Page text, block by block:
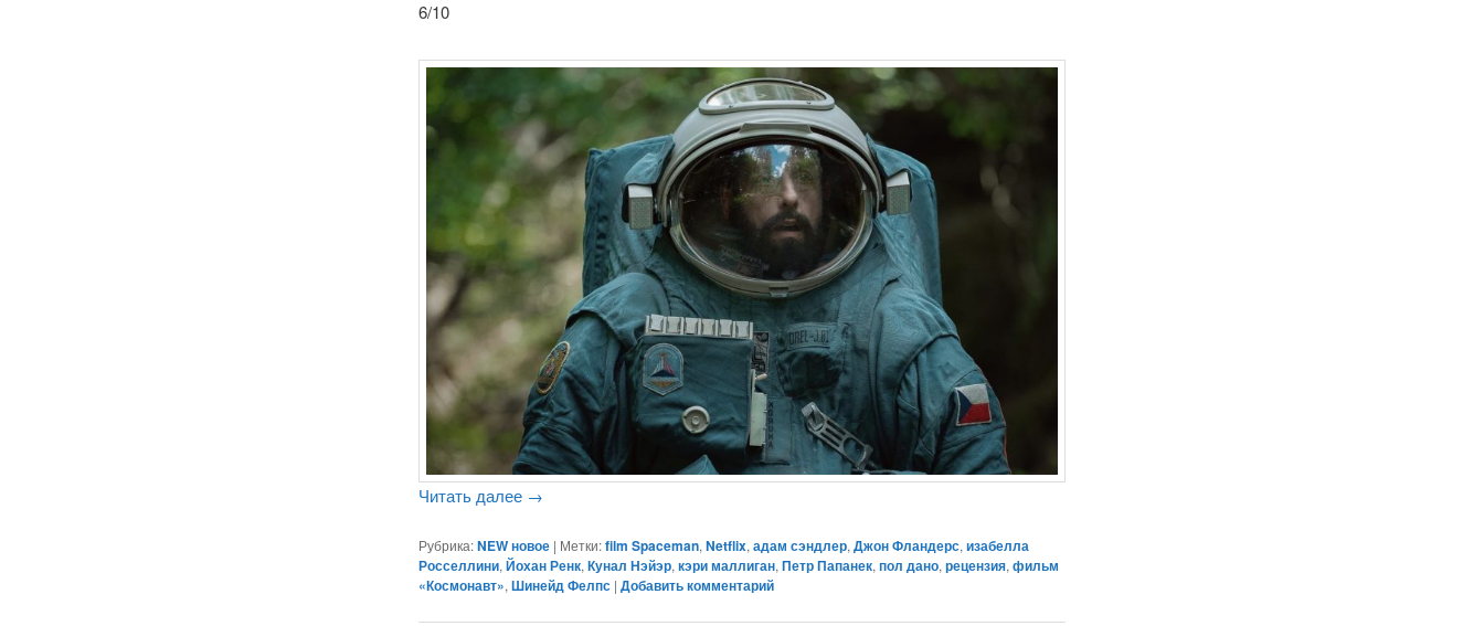
6/10
Читать далее →
Рубрика: NEW новое | Метки: film Spaceman,Netflix,адам сэндлер,Джон Фландерс,изабелла
Росселлини,Йохан Ренк,Кунал Нэйэр,кэри маллиган,Петр Папанек,пол дано,рецензия,фильм
«Космонавт»,Шинейд Фелпс |Добавить комментарий